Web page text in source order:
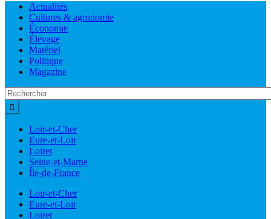
Actualités
Cultures & agronomie
Économie
Élevage
Matériel
Politique
Magazine
Loir-et-Cher
Eure-et-Loir
Loiret
Seine-et-Marne
Île-de-France
Loir-et-Cher
Eure-et-Loir
Loiret